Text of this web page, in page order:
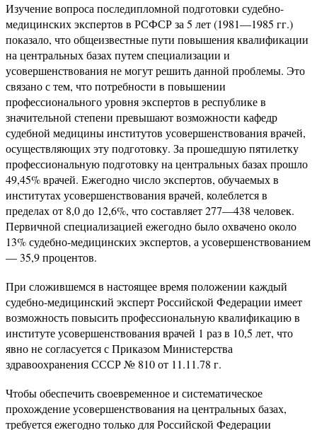
Изучение вопроса последипломной подготовки судебно-
медицинских экспертов в РСФСР за 5 лет (1981—1985 гг.)
показало, что общеизвестные пути повышения квалификации
на центральных базах путем специализации и
усовершенствования не могут решить данной проблемы. Это
связано с тем, что потребности в повышении
профессионального уровня экспертов в республике в
значительной степени превышают возможности кафедр
судебной медицины институтов усовершенствования врачей,
осуществляющих эту подготовку. За прошедшую пятилетку
профессиональную подготовку на центральных базах прошло
49,45% врачей. Ежегодно число экспертов, обучаемых в
институтах усовершенствования врачей, колеблется в
пределах от 8,0 до 12,6%, что составляет 277—438 человек.
Первичной специализацией ежегодно было охвачено около
13% судебно-медицинских экспертов, а усовершенствованием
— 35,9 процентов.
При сложившемся в настоящее время положении каждый
судебно-медицинский эксперт Российской Федерации имеет
возможность повысить профессиональную квалификацию в
институте усовершенствования врачей 1 раз в 10,5 лет, что
явно не согласуется с Приказом Министерства
здравоохранения СССР № 810 от 11.11.78 г.
Чтобы обеспечить своевременное и систематическое
прохождение усовершенствования на центральных базах,
требуется ежегодно только для Российской Федерации